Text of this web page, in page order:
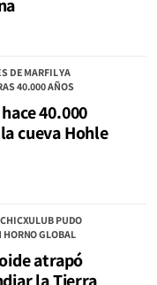
DE MARFIL YA
40.000 AÑOS
40.000
cueva Hohle
PUDO
HORNO GLOBAL
atrapó